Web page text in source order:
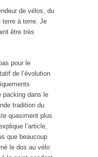
de vélos, du
terre à terre. Je
être très
pour le
de l’évolution
packing dans le
tradition du
quasiment plus
l’article,
que beaucoup
le dos au vélo